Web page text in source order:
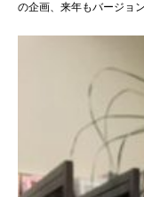
の企画、来年もバージョ